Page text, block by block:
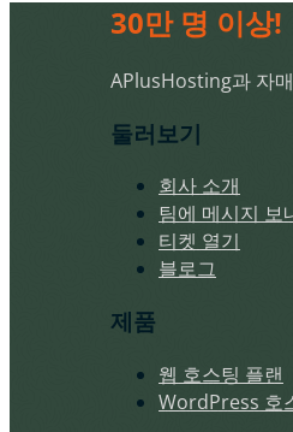
30만 명 이상!
APlusHosting과 자
둘러보기
회사 소개
팀에 메시지 보
티켓 열기
블로그
제품
웹 호스팅 플랜
WordPress 호